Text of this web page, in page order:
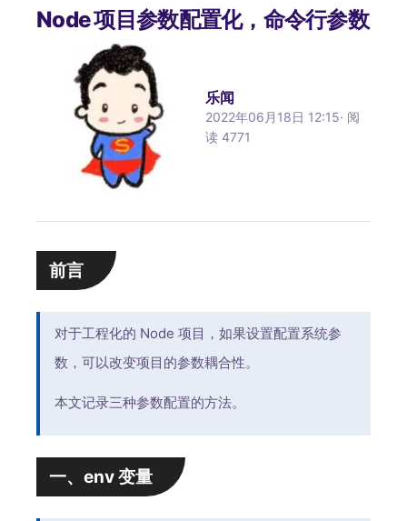
Node 项目参数配置化，命令行参数
乐闻
2022年06月18日 12:15· 阅
读4771
前言
对于工程化的 Node 项目，如果设置配置系统参
数，可以改变项目的参数耦合性。
本文记录三种参数配置的方法。
一、env 变量